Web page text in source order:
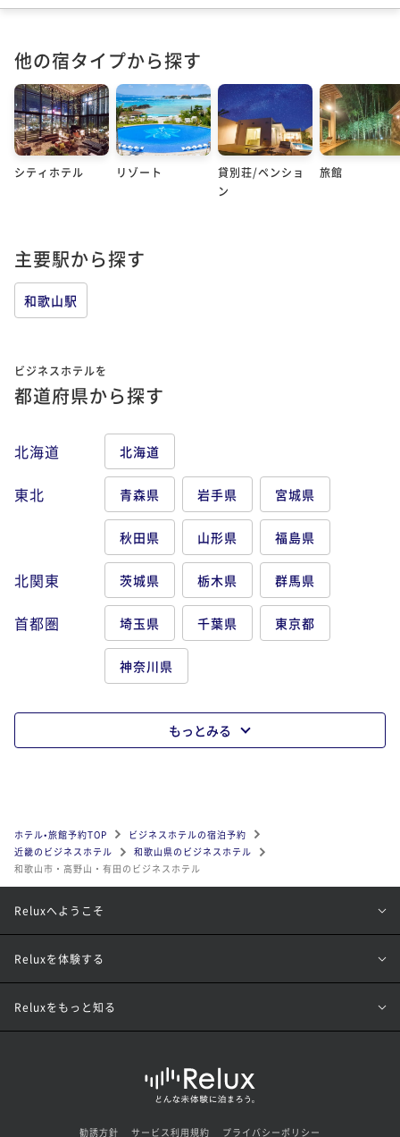
他の宿タイプから探す
シティホテル リゾート
貸別荘/ペンショ
ン
旅館
主要駅から探す
和歌山駅
ビジネスホテルを
都道府県から探す
北海道 北海道
東北 青森県 岩手県 宮城県
秋田県 山形県 福島県
北関東 茨城県 栃木県 群馬県
首都圏 埼玉県 千葉県 東京都
神奈川県
もっとみる
ホテル•旅館予約TOP
ビジネスホテルの宿泊予約
近畿のビジネスホテル
和歌山県のビジネスホテル
和歌山市・高野山・有田のビジネスホテル
Reluxへようこそ
Reluxを体験する
Reluxをもっと知る
勧誘方針 サービス利用規約 プライバシーポリシー